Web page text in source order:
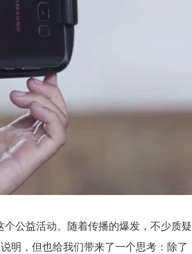
公益活动。随着传播的爆发，不少质疑
明，但也给我们带来了一个思考：除了